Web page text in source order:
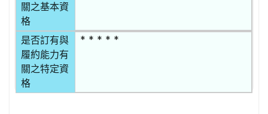
關之基本資
格
是否訂有與
履約能力有
關之特定資
格
* * * * *